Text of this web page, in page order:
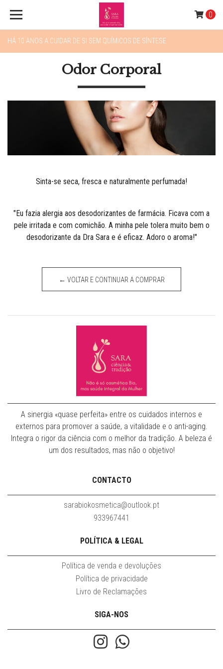
HÁ 10 ANOS A CUIDAR DE SI SEM QUÍMICOS DE SÍNTESE
0
Odor Corporal
Sinta-se seca, fresca e naturalmente perfumada!
"Eu fazia alergia aos desodorizantes de farmácia. Ficava com a
pele irritada e com comichão. A minha pele tolera muito bem o
desodorizante da Dra Sara e é eficaz. Adoro o aroma!"
← VOLTAR E CONTINUAR A COMPRAR
A sinergia «quase perfeita» entre os cuidados internos e
externos para promover a saúde, a vitalidade e o anti-aging.
Integra o rigor da ciência com o melhor da tradição. A beleza é
um dos resultados, mas não o objetivo!
CONTACTO
sarabiokosmetica@outlook.pt
933967441
POLÍTICA & LEGAL
Política de venda e devoluções
Política de privacidade
Livro de Reclamações
SIGA-NOS